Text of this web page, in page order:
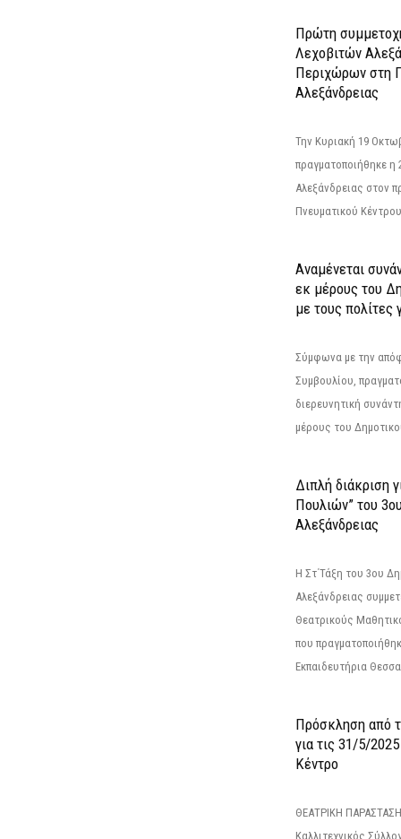
Πρώτη
Λεχοβιτών
Περιχώρων στη
Αλεξάνδρειας
Την Κυριακή 19
πραγματοποιήθηκε η
Αλεξάνδρειας στον
Πνευματικού
Αναμένεται
εκ μέρους του
με τους πολίτες
Σύμφωνα με την
Συμβουλίου,
διερευνητική
μέρους του
Διπλή διάκριση
Πουλιών” του
Αλεξάνδρειας
Η Στ΄Τάξη του 3ου
Αλεξάνδρειας
Θεατρικούς
που
Εκπαιδευτήρια
Πρόσκληση από
για τις 31/5/
Κέντρο
ΘΕΑΤΡΙΚΗ ΠΑΡΑΣΤΑΣΗ
Καλλιτεχνικός